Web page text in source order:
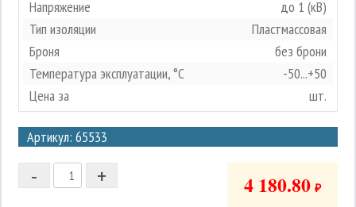
Напряжение
до 1 (кВ)
Тип изоляции
Пластмассовая
Броня
без брони
Температура эксплуатации, °С
-50...+50
Цена за
шт.
Артикул: 65533
3
2
1
+
- 4 180.80 ₽